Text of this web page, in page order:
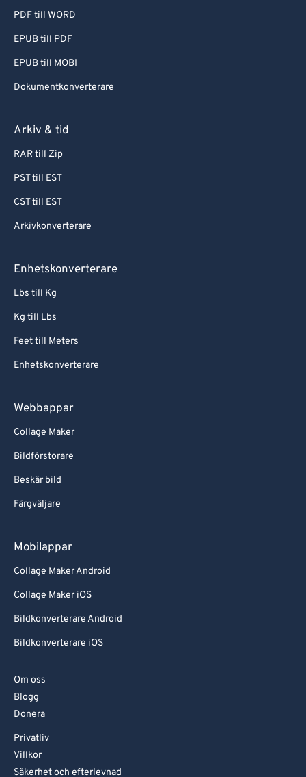
PDF till WORD
EPUB till PDF
EPUB till MOBI
Dokumentkonverterare
Arkiv & tid
RAR till Zip
PST till EST
CST till EST
Arkivkonverterare
Enhetskonverterare
Lbs till Kg
Kg till Lbs
Feet till Meters
Enhetskonverterare
Webbappar
Collage Maker
Bildförstorare
Beskär bild
Färgväljare
Mobilappar
Collage Maker Android
Collage Maker iOS
Bildkonverterare Android
Bildkonverterare iOS
Om oss
Blogg
Donera
Privatliv
Villkor
Säkerhet och efterlevnad